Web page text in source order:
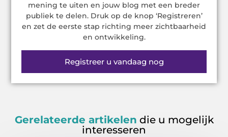
mening te uiten en jouw blog met een breder
publiek te delen. Druk op de knop ‘Registreren’
en zet de eerste stap richting meer zichtbaarheid
en ontwikkeling.
Registreer u vandaag nog
Gerelateerde artikelen die u mogelijk
interesseren